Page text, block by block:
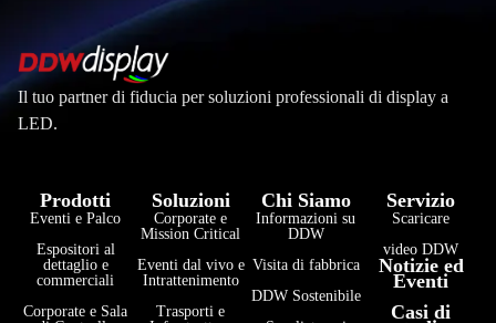
Il tuo partner di fiducia per soluzioni professionali di display a
LED.
Prodotti
Eventi e Palco
Espositori al
dettaglio e
commerciali
Corporate e Sala
Soluzioni
Corporate e
Mission Critical
Eventi dal vivo e
Intrattenimento
Trasporti e
Chi Siamo
Informazioni su
DDW
Visita di fabbrica
DDW Sostenibile
Servizio
Scaricare
video DDW
Notizie ed
Eventi
Casi di